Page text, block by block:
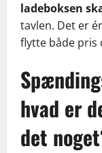
ladeboksen
tavlen. Det er
flytte både pris
hvad er
det